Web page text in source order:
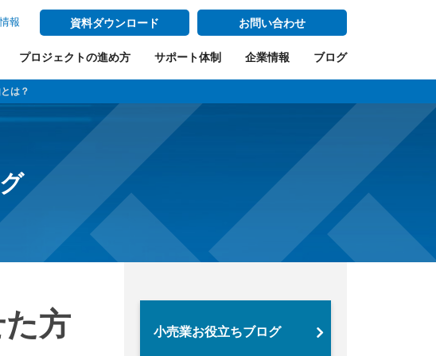
プロジェクトの進め方 サポート体制 企業情報 ブログ
報 資料ダウンロード お問い合わせ
は？
方
小売業お役立ちブログ